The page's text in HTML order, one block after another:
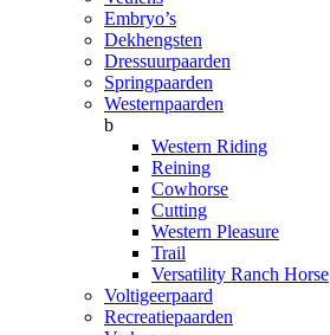
Embryo’s
Dekhengsten
Dressuurpaarden
Springpaarden
Westernpaarden
b
Western Riding
Reining
Cowhorse
Cutting
Western Pleasure
Trail
Versatility Ranch Horse
Voltigeerpaard
Recreatiepaarden